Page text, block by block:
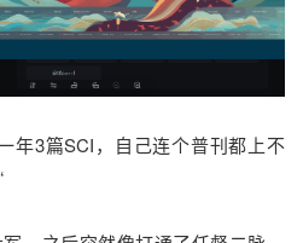
年3篇SCI，自己连个普刊都上不